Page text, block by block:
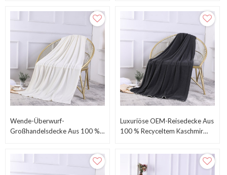
Chinesischem Fcatory
Wende-Überwurf-
Großhandelsdecke Aus 100 %
Luxuriöse OEM-Reisedecke Aus
100 % Recyceltem Kaschmir